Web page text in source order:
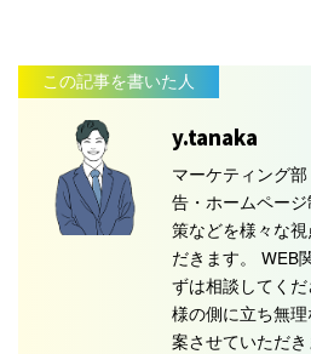
この記事を書いた人
y.tanaka
マーケティング
告・ホームペー
策などを様々な
だきます。 WEB
ずは相談してく
様の側に立ち無
案させていただき